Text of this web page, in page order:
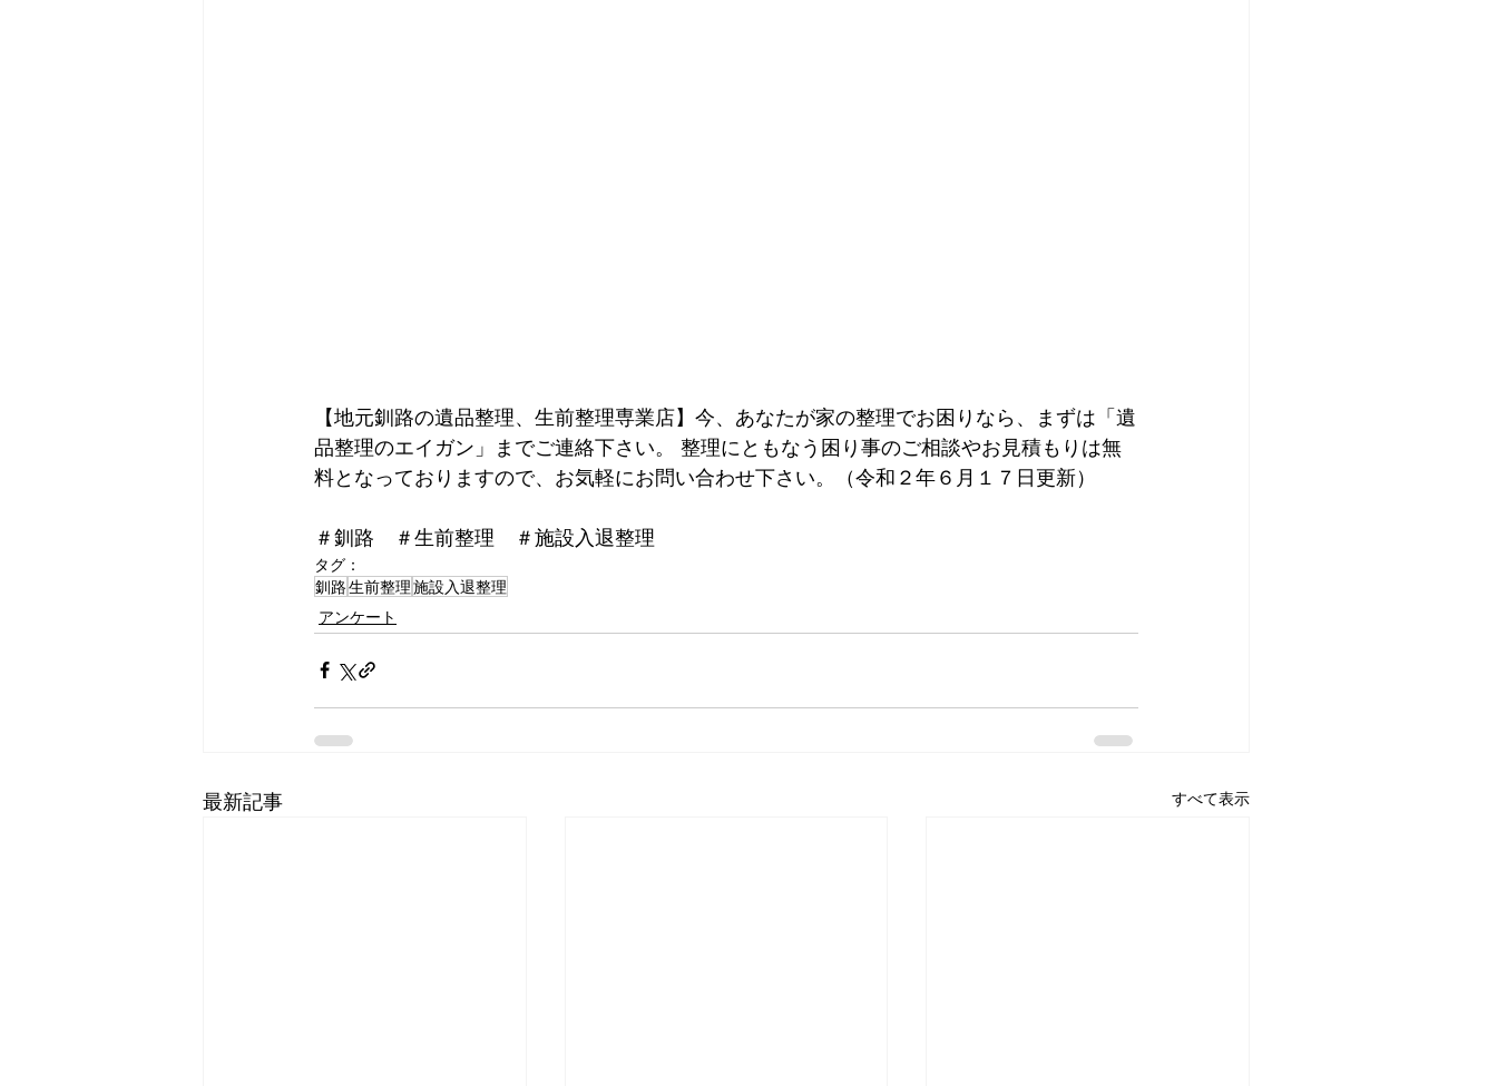
【地元釧路の遺品整理、生前整理専業店】今、あなたが家の整理でお困りなら、まずは「遺
品整理のエイガン」までご連絡下さい。 整理にともなう困り事のご相談やお見積もりは無
料となっておりますので、お気軽にお問い合わせ下さい。
（令和２年６月１７日更新）
＃釧路　＃生前整理　＃施設入退整理
タグ：
釧路生前整理施設入退整理
アンケート
最新記事 すべて表示